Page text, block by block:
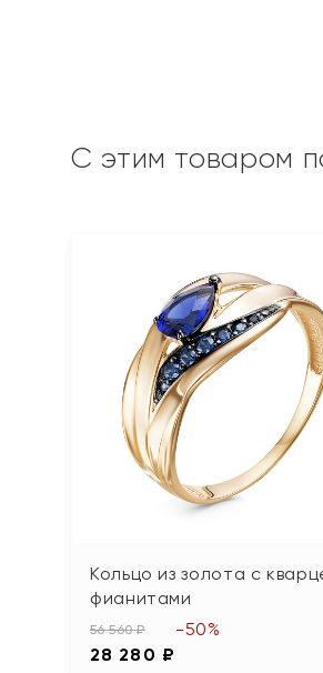
С этим товаром
Кольцо из золота с
фианитами
56 560 ₽
28 280 ₽
-50%